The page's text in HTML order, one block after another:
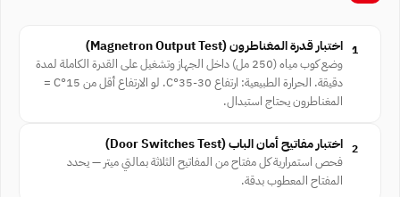
1 اختبار قدرة المغناطرون ⁨(Magnetron Output Test)⁩
وضع كوب مياه (250 مل) داخل الجهاز وتشغيل على القدرة الكاملة لمدة
دقيقة. الحرارة الطبيعية: ارتفاع 30-35°C. لو الارتفاع أقل من 15°C =
المغناطرون يحتاج استبدال.
2 اختبار مفاتيح أمان الباب ⁨(Door Switches Test)⁩
فحص استمرارية كل مفتاح من المفاتيح الثلاثة بمالتي ميتر — يحدد
المفتاح المعطوب بدقة.